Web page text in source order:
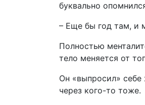
буквально
– Еще бы год там, и
Полностью
тело меняется от
Он «выпросил»
через кого-то тоже.